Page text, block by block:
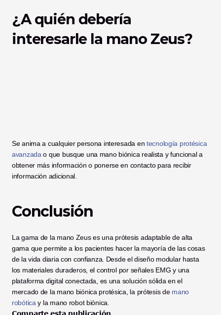
¿A quién debería
interesarle la mano Zeus?
Se anima a cualquier persona interesada en tecnología protésica
avanzada o que busque una mano biónica realista y funcional a
obtener más información o ponerse en contacto para recibir
información adicional.
Conclusión
La gama de la mano Zeus es una prótesis adaptable de alta
gama que permite a los pacientes hacer la mayoría de las cosas
de la vida diaria con confianza. Desde el diseño modular hasta
los materiales duraderos, el control por señales EMG y una
plataforma digital conectada, es una solución sólida en el
mercado de la mano biónica protésica, la prótesis de mano
robótica y la mano robot biónica.